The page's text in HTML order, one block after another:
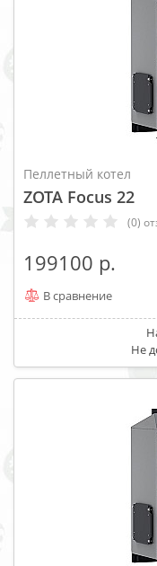
Пеллетный котел
ZOTA Focus 22
(0)
199100
В сравнение
Не